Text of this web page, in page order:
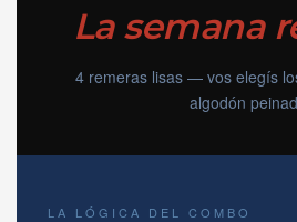
La semana
4 remeras lisas — vos elegís
algodón
LA LÓGICA DEL COMBO